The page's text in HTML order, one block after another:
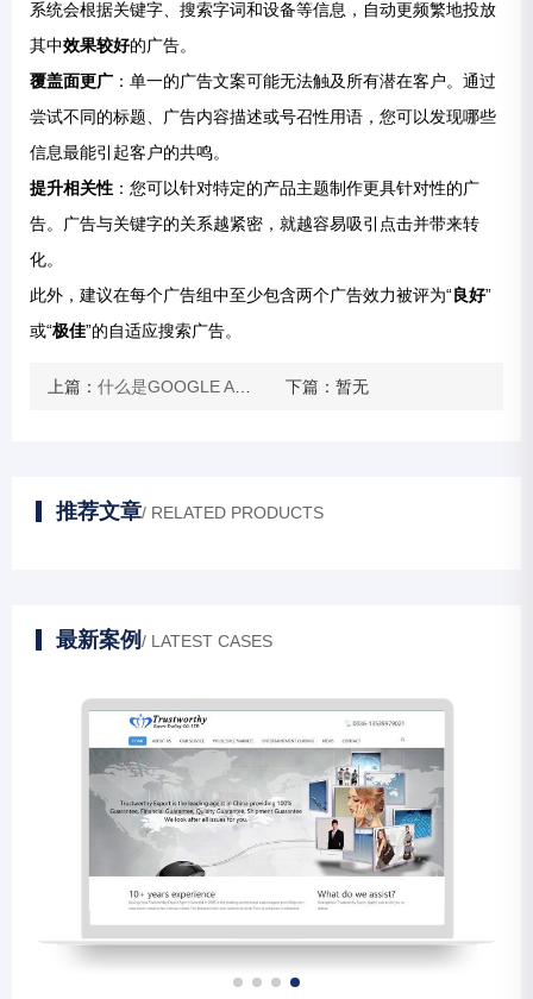
系统会根据关键字、搜索字词和设备等信息，自动更频繁地投放
其中效果较好的广告。
覆盖面更广 ：单一的广告文案可能无法触及所有潜在客户。通过
尝试不同的标题、广告内容描述或号召性用语，您可以发现哪些
信息最能引起客户的共鸣。
提升相关性 ：您可以针对特定的产品主题制作更具针对性的广
告。广告与关键字的关系越紧密，就越容易吸引点击并带来转
化。
此外，建议在每个广告组中至少包含两个广告效力被评为“良好”
或“极佳”的自适应搜索广告。
上篇： 什么是GOOGLE ADS？ 下篇：暂无
推荐文章/ RELATED PRODUCTS
最新案例/ LATEST CASES